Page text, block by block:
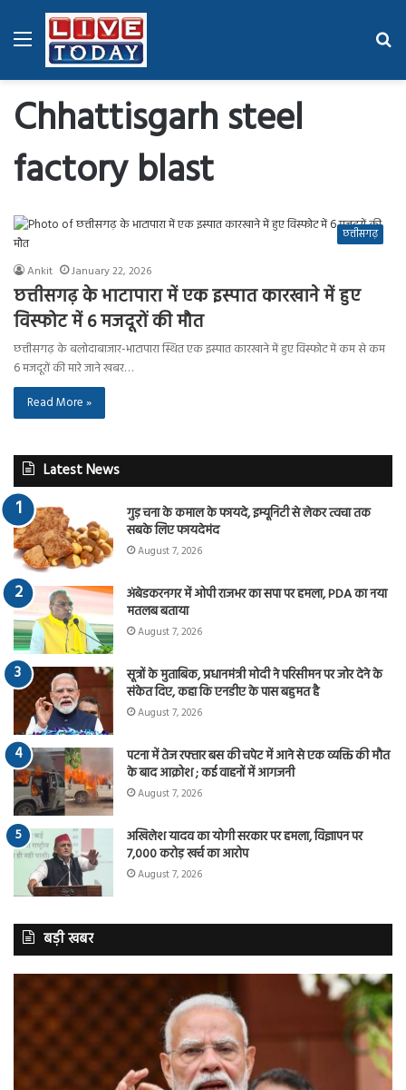
Menu
Chhattisgarh steel
factory blast
छत्तीसगढ़
Ankit January 22, 2026
छत्तीसगढ़ के भाटापारा में एक इस्पात कारखाने में हुए
विस्फोट में 6 मजदूरों की मौत
छत्तीसगढ़ के बलोदाबाजार-भाटापारा स्थित एक इस्पात कारखाने में हुए विस्फोट में कम से कम
6 मजदूरों की मारे जाने खबर…
Read More »
Latest News
गुड़ चना के कमाल के फायदे, इम्यूनिटी से लेकर त्वचा तक
सबके लिए फायदेमंद
August 7, 2026
अंबेडकरनगर में ओपी राजभर का सपा पर हमला, PDA का नया
मतलब बताया
August 7, 2026
सूत्रों के मुताबिक, प्रधानमंत्री मोदी ने परिसीमन पर जोर देने के
संकेत दिए, कहा कि एनडीए के पास बहुमत है
August 7, 2026
पटना में तेज रफ्तार बस की चपेट में आने से एक व्यक्ति की मौत
के बाद आक्रोश ; कई वाहनों में आगजनी
August 7, 2026
अखिलेश यादव का योगी सरकार पर हमला, विज्ञापन पर
7,000 करोड़ खर्च का आरोप
August 7, 2026
बड़ी खबर